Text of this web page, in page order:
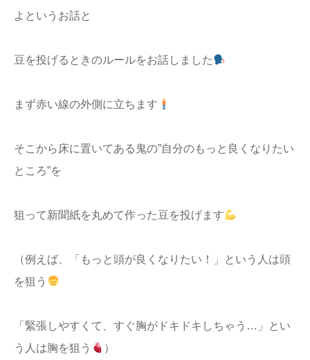
よというお話と
豆を投げるときのルールをお話しました
まず赤い線の外側に立ちます
そこから床に置いてある鬼の”自分のもっと良くなりたい
ところ”を
狙って新聞紙を丸めて作った豆を投げます
（例えば、「もっと頭が良くなりたい！」という人は頭
を狙う
「緊張しやすくて、すぐ胸がドキドキしちゃう…」とい
う人は胸を狙う
）